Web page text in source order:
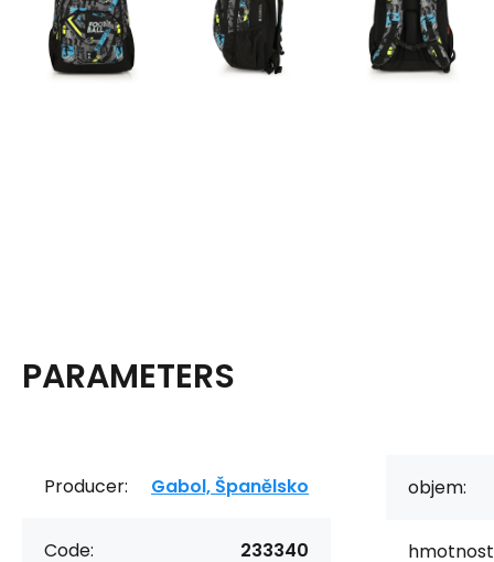
PARAMETERS
Producer: Gabol, Španělsko
Code: 233340
objem: